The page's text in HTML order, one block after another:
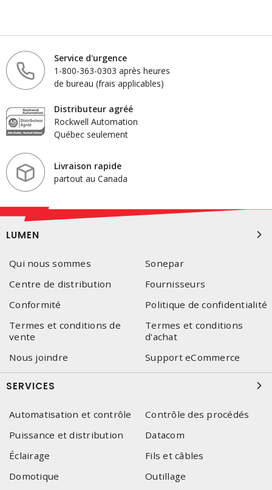
Service d'urgence
1-800-363-0303 après heures
de bureau (frais applicables)
Distributeur agréé
Rockwell Automation
Québec seulement
Livraison rapide
partout au Canada
LUMEN
Qui nous sommes
Sonepar
Centre de distribution
Fournisseurs
Conformité
Politique de confidentialité
Termes et conditions de
vente
Termes et conditions
d'achat
Nous joindre
Support eCommerce
SERVICES
Automatisation et contrôle
Contrôle des procédés
Puissance et distribution
Datacom
Éclairage
Fils et câbles
Domotique
Outillage